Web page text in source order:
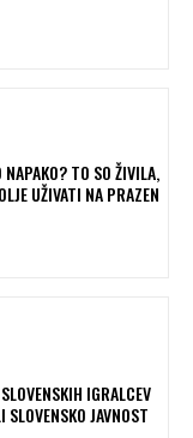
TO SO ŽIVILA,
UŽIVATI NA PRAZEN
IGRALCEV
JAVNOST